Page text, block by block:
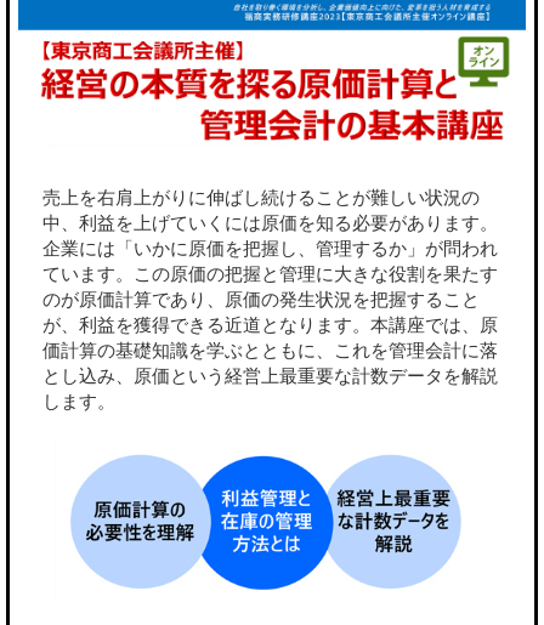
売上を右肩上がりに伸ばし続けることが難しい状況の
中、利益を上げていくには原価を知る必要があります。
企業には「いかに原価を把握し、管理するか」が問われ
ています。この原価の把握と管理に大きな役割を果たす
のが原価計算であり、原価の発生状況を把握すること
が、利益を獲得できる近道となります。本講座では、原
価計算の基礎知識を学ぶとともに、これを管理会計に落
とし込み、原価という経営上最重要な計数データを解説
します。